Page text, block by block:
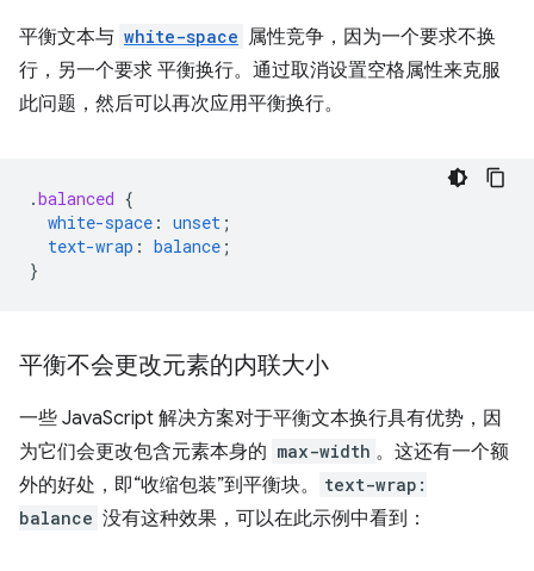
平衡文本与 white-space 属性竞争，因为一个要求不换
行，另一个要求 平衡换行。通过取消设置空格属性来克服
此问题，然后可以再次应用平衡换行。
.balanced {
white-space : unset ;
text-wrap : balance ;
}
平衡不会更改元素的内联大小
一些 JavaScript 解决方案对于平衡文本换行具有优势，因
为它们会更改包含元素本身的 max-width 。这还有一个额
外的好处，即“收缩包装”到平衡块。
text-wrap:
balance 没有这种效果，可以在此示例中看到：